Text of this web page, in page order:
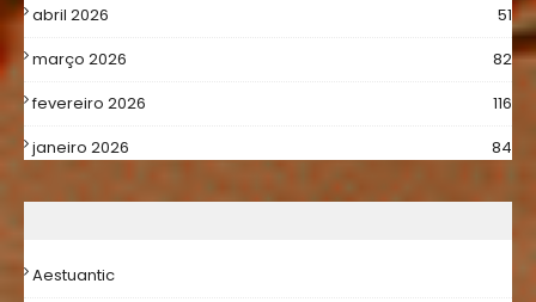
abril 2026
51
março 2026
82
fevereiro 2026
116
janeiro 2026
84
Aestuantic